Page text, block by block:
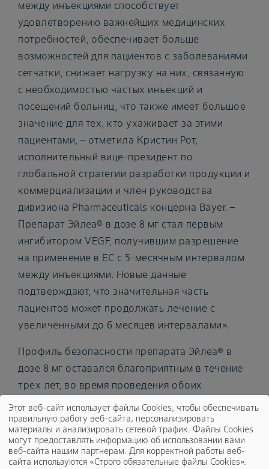
между инъекциями способствует
удовлетворению важнейших медицинских
потребностей, обеспечивает больше
возможностей для пациентов с заболеваниями
сетчатки, снижает нагрузку на них, связанную
с необходимостью частых инъекций и
посещений больниц, что также имеет большое
значение для тех, кто ухаживает за этими
пациентами, – отметила Кристин Рот,
исполнительный вице-президент по
глобальной стратегии разработки продукции и
коммерциализации и член руководства
дивизиона Pharmaceuticals концерна Bayer. –
Препарат Эйлеа® в дозе 8 мг стал первым
ингибитором VEGF, получившим разрешение
на применение в ЕС с 5-месячным интервалом
между инъекциями. Новые данные
подтверждают, что значительная часть
пациентов может продолжать лечение с
увеличенными до 6 месяцев интервалами».
Профиль безопасности препарата Эйлеа® в
дозе 8 мг оставался благоприятным в течение
трех лет, во время проведения обоих
исследований, и соответствует стабильному
профилю безопасности препарата Эйлеа® в
дозе 2 мг. Данные о безопасности длительной
терапии не выявили каких-либо новых
Этот веб-сайт использует файлы Cookies, чтобы обеспечивать
правильную работу веб-сайта, персонализировать
материалы и анализировать сетевой трафик. Файлы Cookies
могут предоставлять информацию об использовании вами
веб-сайта нашим партнерам. Для корректной работы веб-
сайта используются «Строго обязательные файлы Cookies».